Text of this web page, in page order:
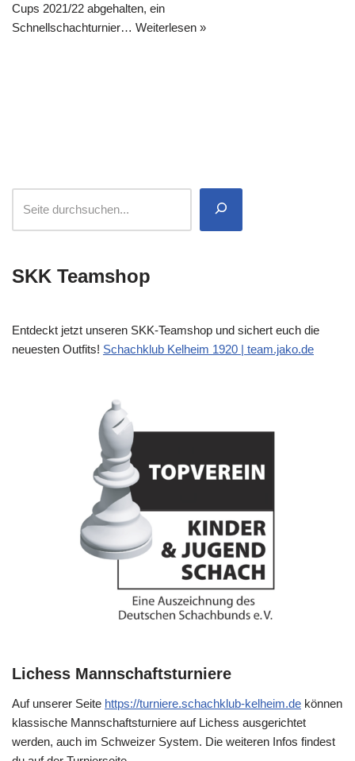
Cups 2021/22 abgehalten, ein
Schnellschachturnier… Weiterlesen »
SKK Teamshop
Entdeckt jetzt unseren SKK-Teamshop und sichert euch die
neuesten Outfits! Schachklub Kelheim 1920 | team.jako.de
Lichess Mannschaftsturniere
Auf unserer Seite https://turniere.schachklub-kelheim.de können
klassische Mannschaftsturniere auf Lichess ausgerichtet
werden, auch im Schweizer System. Die weiteren Infos findest